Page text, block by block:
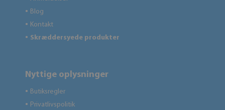
● Blog
● Kontakt
● Skræddersyede produkter
Nyttige oplysninger
● Butiksregler
● Privatlivspolitik